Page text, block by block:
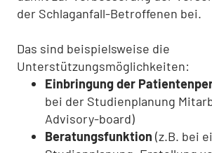
der Schlaganfall-Betroffenen bei.
Das sind beispielsweise die
Unterstützungsmöglichkeiten:
Einbringung der
bei der Studienplanung
Advisory-board)
Beratungsfunktion (z.B. bei